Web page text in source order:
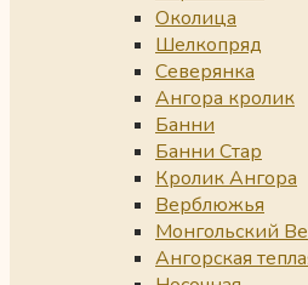
Околица
Шелкопряд
Северянка
Ангора кролик
Банни
Банни Стар
Кролик Ангора
Верблюжья
Монгольский
Ангорская